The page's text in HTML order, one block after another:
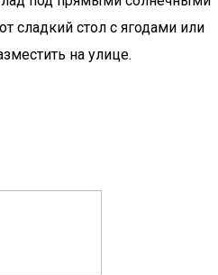
сладкий стол с ягодами или
на улице.